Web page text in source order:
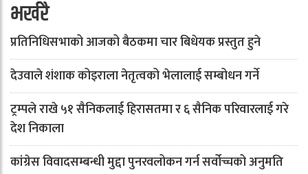
भर्खरै
प्रतिनिधिसभाको आजको बैठकमा चार बिधेयक प्रस्तुत हुने
देउवाले शंशाक कोइराला नेतृत्वको भेलालाई सम्बोधन गर्ने
ट्रम्पले राखे ५१ सैनिकलाई हिरासतमा र ६ सैनिक परिवारलाई गरे
देश निकाला
कांग्रेस विवादसम्बन्धी मुद्दा पुनरवलोकन गर्न सर्वोच्चको अनुमति